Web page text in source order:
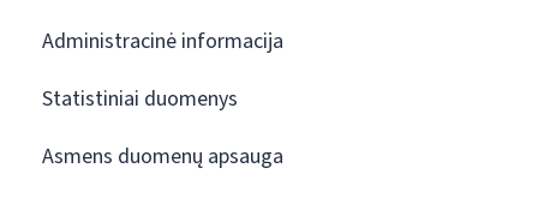
Administracinė informacija
Statistiniai duomenys
Asmens duomenų apsauga